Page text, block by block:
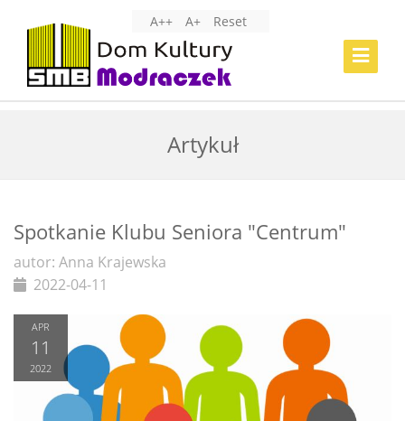
A++ A+ Reset
Toggle
Artykuł
Spotkanie Klubu Seniora "Centrum"
autor: Anna Krajewska
2022-04-11
APR
11
2022